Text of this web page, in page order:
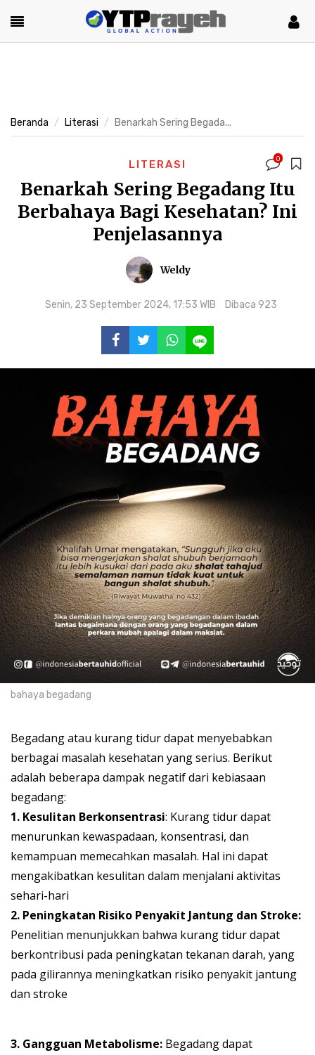
Beranda Literasi Benarkah Sering Begada...
LITERASI 0
Benarkah Sering Begadang Itu
Berbahaya Bagi Kesehatan? Ini
Penjelasannya
Weldy
Senin, 23 September 2024, 17:53 WIB Dibaca 923
bahaya begadang
Begadang atau kurang tidur dapat menyebabkan
berbagai masalah kesehatan yang serius. Berikut
adalah beberapa dampak negatif dari kebiasaan
begadang:
1. Kesulitan Berkonsentrasi: Kurang tidur dapat
menurunkan kewaspadaan, konsentrasi, dan
kemampuan memecahkan masalah. Hal ini dapat
mengakibatkan kesulitan dalam menjalani aktivitas
sehari-hari
2. Peningkatan Risiko Penyakit Jantung dan Stroke:
Penelitian menunjukkan bahwa kurang tidur dapat
berkontribusi pada peningkatan tekanan darah, yang
pada gilirannya meningkatkan risiko penyakit jantung
dan stroke
3. Gangguan Metabolisme: Begadang dapat